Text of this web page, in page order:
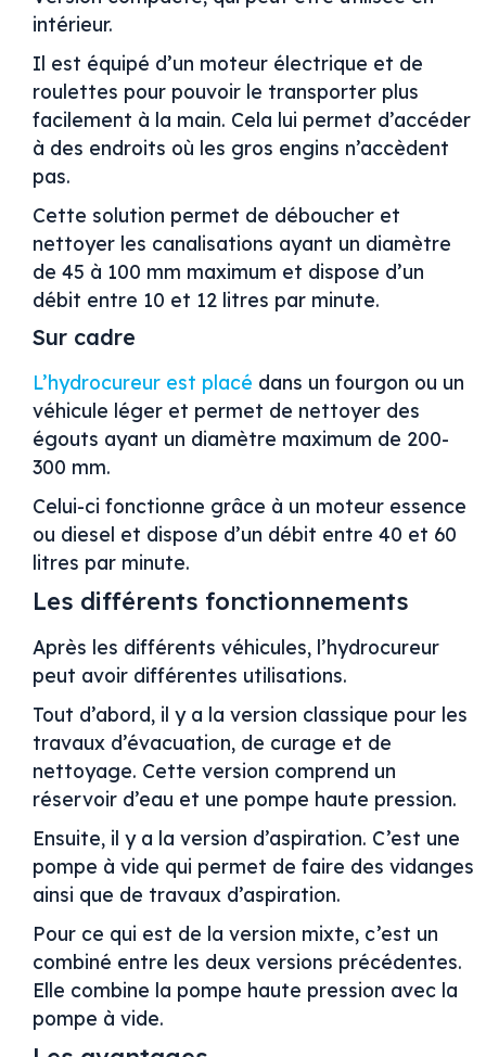
intérieur.
Il est équipé d’un moteur électrique et de
roulettes pour pouvoir le transporter plus
facilement à la main. Cela lui permet d’accéder
à des endroits où les gros engins n’accèdent
pas.
Cette solution permet de déboucher et
nettoyer les canalisations ayant un diamètre
de 45 à 100 mm maximum et dispose d’un
débit entre 10 et 12 litres par minute.
Sur cadre
L’hydrocureur est placé dans un fourgon ou un
véhicule léger et permet de nettoyer des
égouts ayant un diamètre maximum de 200-
300 mm.
Celui-ci fonctionne grâce à un moteur essence
ou diesel et dispose d’un débit entre 40 et 60
litres par minute.
Les différents fonctionnements
Après les différents véhicules, l’hydrocureur
peut avoir différentes utilisations.
Tout d’abord, il y a la version classique pour les
travaux d’évacuation, de curage et de
nettoyage. Cette version comprend un
réservoir d’eau et une pompe haute pression.
Ensuite, il y a la version d’aspiration. C’est une
pompe à vide qui permet de faire des vidanges
ainsi que de travaux d’aspiration.
Pour ce qui est de la version mixte, c’est un
combiné entre les deux versions précédentes.
Elle combine la pompe haute pression avec la
pompe à vide.